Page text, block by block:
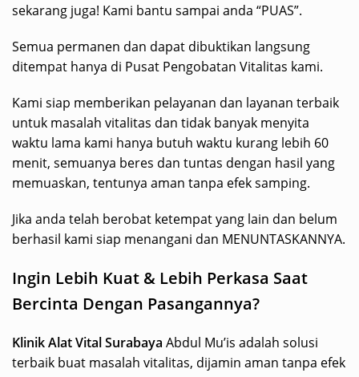
sekarang juga! Kami bantu sampai anda “PUAS”.
Semua permanen dan dapat dibuktikan langsung
ditempat hanya di Pusat Pengobatan Vitalitas kami.
Kami siap memberikan pelayanan dan layanan terbaik
untuk masalah vitalitas dan tidak banyak menyita
waktu lama kami hanya butuh waktu kurang lebih 60
menit, semuanya beres dan tuntas dengan hasil yang
memuaskan, tentunya aman tanpa efek samping.
Jika anda telah berobat ketempat yang lain dan belum
berhasil kami siap menangani dan MENUNTASKANNYA.
Ingin Lebih Kuat & Lebih Perkasa Saat
Bercinta Dengan Pasangannya?
Klinik Alat Vital Surabaya Abdul Mu’is adalah solusi
terbaik buat masalah vitalitas, dijamin aman tanpa efek